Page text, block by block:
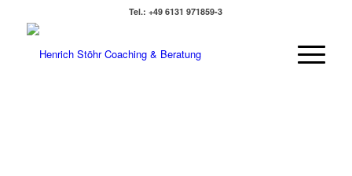
Tel.: +49 6131 971859-3